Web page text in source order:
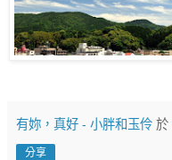
有妳，真好 - 小胖和玉伶 於
分享